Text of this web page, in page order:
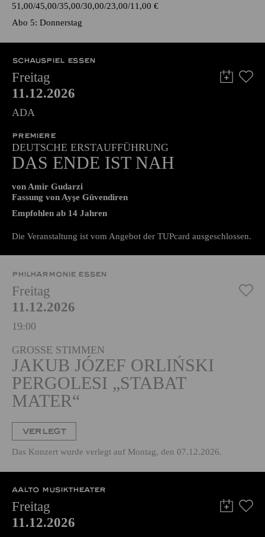
TICKETS
51,00 45,00 35,00 30,00 23,00 11,00€
Abo 5: Donnerstag
SCHAUSPIEL ESSEN
Freitag
11.12.2026
ADA
DEUTSCHE ERSTAUFFÜHRUNG
DAS ENDE IST NAH
Fassung von Ayşe Güvendiren
Die Veranstaltung ist vom Angebot der TUPcard ausgeschlossen.
PHILHARMONIE ESSEN
Freitag
11.12.2026
19:00
GROSSE STIMMEN
JAKUB JÓZEF ORLIŃSKI
PERGOLESI „STABAT
MATER“
Das Konzert wurde verlegt auf Montag, den 07.12.2026.
AALTO MUSIKTHEATER